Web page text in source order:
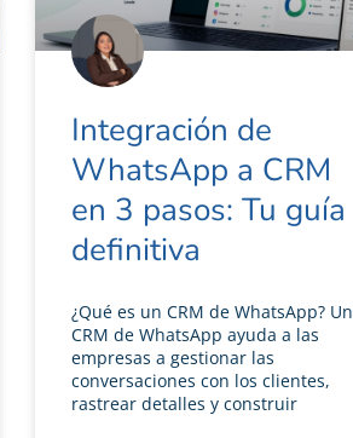
Integración de
WhatsApp a CRM
en 3 pasos: Tu guía
definitiva
¿Qué es un CRM de WhatsApp? Un
CRM de WhatsApp ayuda a las
empresas a gestionar las
conversaciones con los clientes,
rastrear detalles y construir